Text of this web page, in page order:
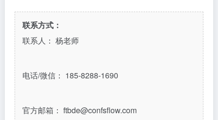
联系方式：
联系人： 杨老师
电话/微信： 185-8288-1690
官方邮箱： ftbde@confsflow.com